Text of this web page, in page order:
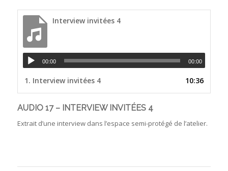
Interview invitées 4
00:00 00:00
1. Interview invitées 4 10:36
AUDIO 17 – INTERVIEW INVITÉES 4
Extrait d’une interview dans l’espace semi-protégé de l’atelier.